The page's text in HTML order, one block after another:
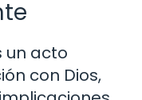
un acto
con Dios,